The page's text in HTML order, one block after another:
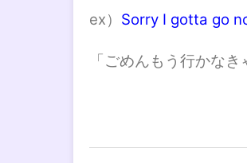
ex） Sorry I gotta go
「ごめんもう行かな